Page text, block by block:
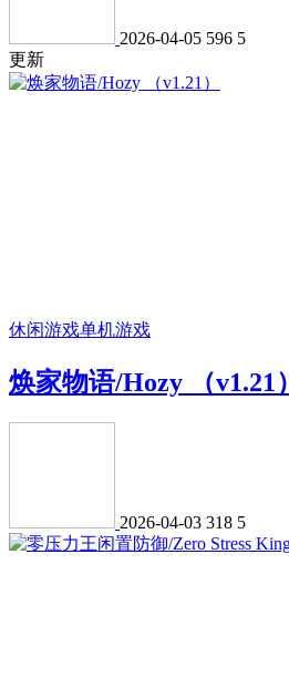
2026-04-05 596 5
更新
休闲游戏单机游戏
焕家物语/Hozy （v1.21）
2026-04-03 318 5